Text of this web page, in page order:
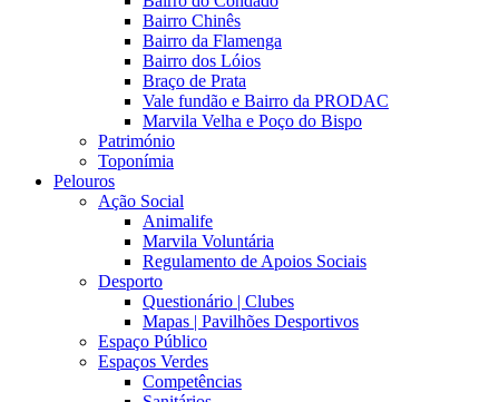
Bairro Chinês
Bairro da Flamenga
Bairro dos Lóios
Braço de Prata
Vale fundão e Bairro da PRODAC
Marvila Velha e Poço do Bispo
Património
Toponímia
Pelouros
Ação Social
Animalife
Marvila Voluntária
Regulamento de Apoios Sociais
Desporto
Questionário | Clubes
Mapas | Pavilhões Desportivos
Espaço Público
Espaços Verdes
Competências